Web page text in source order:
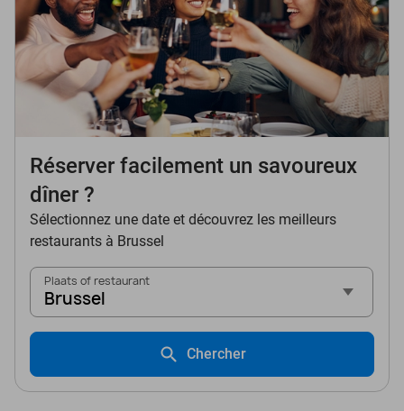
Réserver facilement un savoureux
dîner ?
Sélectionnez une date et découvrez les meilleurs
restaurants à Brussel
Plaats of restaurant
Brussel
Chercher